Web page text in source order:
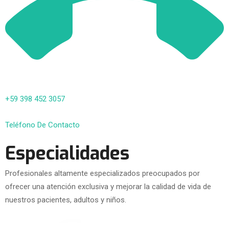
+59 398 452 3057
Teléfono De Contacto
Especialidades
Profesionales altamente especializados preocupados por
ofrecer una atención exclusiva y mejorar la calidad de vida de
nuestros pacientes, adultos y niños.